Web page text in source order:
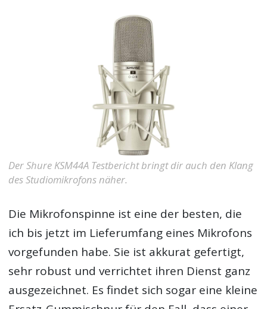
Der Shure KSM44A Testbericht bringt dir auch den Klang
des Studiomikrofons näher.
Die Mikrofonspinne ist eine der besten, die
ich bis jetzt im Lieferumfang eines Mikrofons
vorgefunden habe. Sie ist akkurat gefertigt,
sehr robust und verrichtet ihren Dienst ganz
ausgezeichnet. Es findet sich sogar eine kleine